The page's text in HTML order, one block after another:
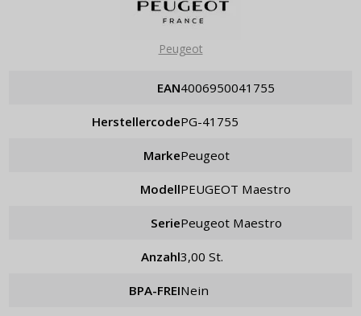
Peugeot
EAN 4006950041755
Herstellercode PG-41755
Marke Peugeot
Modell PEUGEOT Maestro
Serie Peugeot Maestro
Anzahl 3,00 St.
BPA-FREI Nein